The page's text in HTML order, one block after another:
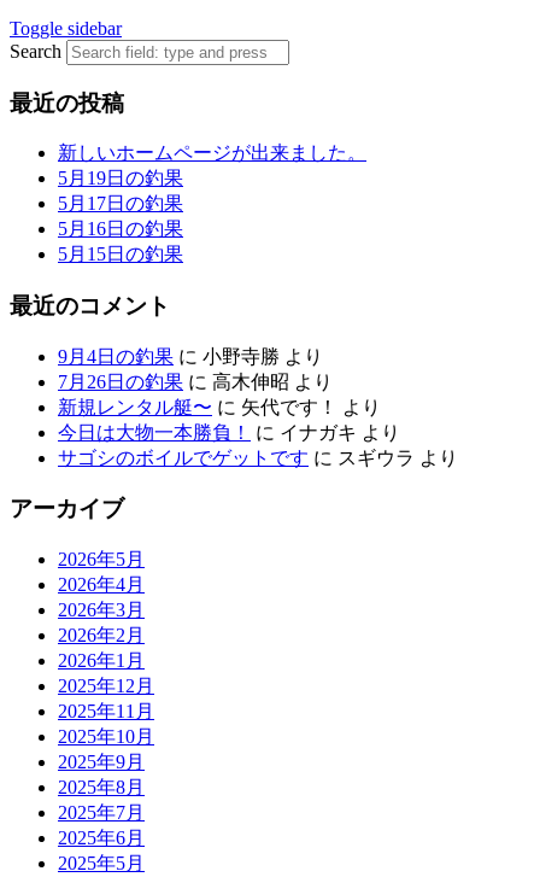
Toggle sidebar
Search
最近の投稿
新しいホームページが出来ました。
5月19日の釣果
5月17日の釣果
5月16日の釣果
5月15日の釣果
最近のコメント
9月4日の釣果 に 小野寺勝 より
7月26日の釣果 に 高木伸昭 より
新規レンタル艇〜 に 矢代です！
より
今日は大物一本勝負！
に イナガキ より
サゴシのボイルでゲットです に スギウラ より
アーカイブ
2026年5月
2026年4月
2026年3月
2026年2月
2026年1月
2025年12月
2025年11月
2025年10月
2025年9月
2025年8月
2025年7月
2025年6月
2025年5月